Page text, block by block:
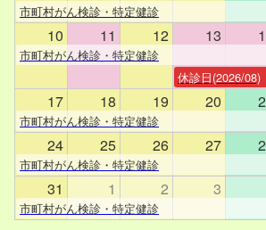
市町村がん検診・特定健診
10 11 12 13
市町村がん検診・特定健診
休診日(2026/08)
17 18 19 20
市町村がん検診・特定健診
24 25 26 27
市町村がん検診・特定健診
31 1 2 3
市町村がん検診・特定健診